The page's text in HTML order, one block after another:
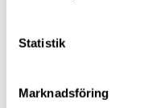
Statistik
Marknadsföring